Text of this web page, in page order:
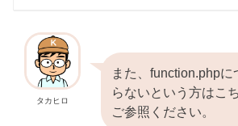
タカヒロ
また、function.phpに
らないという方はこ
ご参照ください。